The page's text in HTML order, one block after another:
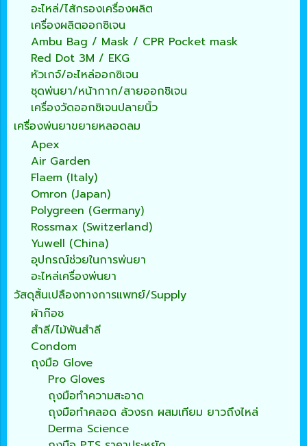
อะไหล่/ไส้กรองเครื่องผลิต
เครื่องผลิตออกซิเจน
Ambu Bag / Mask / CPR Pocket mask
Red Dot 3M / EKG
หัวเกจ์/อะไหล่ออกซิเจน
ชุดพ่นยา/หน้ากาก/สายออกซิเจน
เครื่องวัดออกซิเจนปลายนิ้ว
เครื่องพ่นยาขยายหลอดลม
Apex
Air Garden
Flaem (Italy)
Omron (Japan)
Polygreen (Germany)
Rossmax (Switzerland)
Yuwell (China)
อุปกรณ์ช่วยในการพ่นยา
อะไหล่เครื่องพ่นยา
วัสดุสิ้นเปลืองทางการแพทย์/Supply
ผ้าก๊อซ
สำลี/ไม้พันสำลี
Condom
ถุงมือ Glove
Pro Gloves
ถุงมือทำความสะอาด
ถุงมือทำคลอด ล้วงรก ผสมเทียม ยาวถึงไหล่
Derma Science